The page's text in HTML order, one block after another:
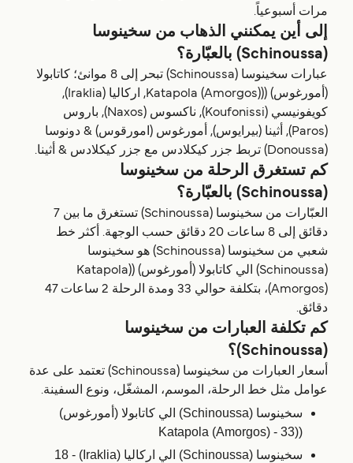
مرات أسبوعياً.
إلى أين يمكنني الذهاب من سخينوسا
عبارات سخينوسا (Schinoussa) تبحر إلى 8 موانئ؛ كاتابولا
(أمورغوس) ((Katapola (Amorgos), اركاليا (Iraklia),
كويفونيسي (Koufonissi), ناكسوس (Naxos), باروس
(Paros), أثينا (بيرايوس), أمورغوس (امورقوس) & دونوسا
كم تستغرق الرحلة من سخينوسا
العبّارات من سخينوسا (Schinoussa) تستغرق ما بين 7
دقائق إلى 8 ساعات 20 دقائق حسب الوجهة. أكثر خط
شعبي من سخينوسا (Schinoussa) هو سخينوسا
(Schinoussa) الي كاتابولا (أمورغوس) ((Katapola
(Amorgos)، بتكلفة حوالي 33 ومدة الرحلة 2 ساعات 47
دقائق.
كم تكلفة العبارات من سخينوسا
أسعار العبارات من سخينوسا (Schinoussa) تعتمد على عدة
عوامل مثل خط الرحلة، الموسم، المشغّل، ونوع السفينة.
سخينوسا (Schinoussa) الي كاتابولا (أمورغوس)
سخينوسا (Schinoussa) الي اركاليا (Iraklia) - 18